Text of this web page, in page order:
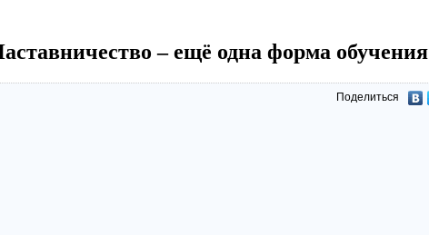
– ещё одна форма обучения
Поделиться